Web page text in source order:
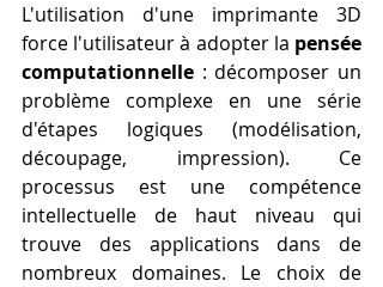
L'utilisation d'une imprimante 3D
force l'utilisateur à adopter la pensée
computationnelle : décomposer un
problème complexe en une série
d'étapes logiques (modélisation,
découpage, impression). Ce
processus est une compétence
intellectuelle de haut niveau qui
trouve des applications dans de